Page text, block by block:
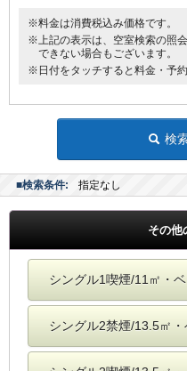
※料金は消費税込み価格です。
※上記の表示は、空室検索の照
できない場合もございます。
※日付をタッチすると料金・予
検
■検索条件: 指定なし
その他
シングル1喫煙/11㎡・
シングル2禁煙/13.5㎡